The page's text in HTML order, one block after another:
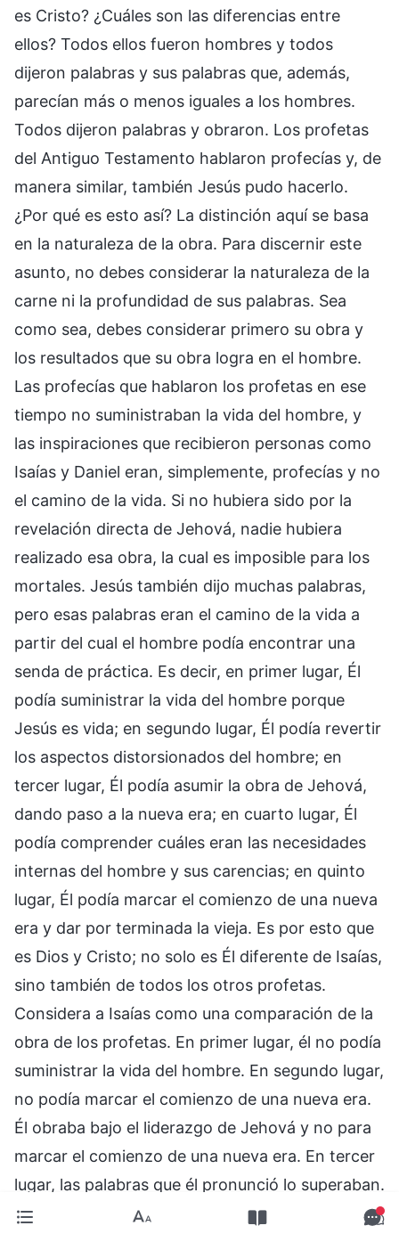
es Cristo? ¿Cuáles son las diferencias entre
ellos? Todos ellos fueron hombres y todos
dijeron palabras y sus palabras que, además,
parecían más o menos iguales a los hombres.
Todos dijeron palabras y obraron. Los profetas
del Antiguo Testamento hablaron profecías y, de
manera similar, también Jesús pudo hacerlo.
¿Por qué es esto así? La distinción aquí se basa
en la naturaleza de la obra. Para discernir este
asunto, no debes considerar la naturaleza de la
carne ni la profundidad de sus palabras. Sea
como sea, debes considerar primero su obra y
los resultados que su obra logra en el hombre.
Las profecías que hablaron los profetas en ese
tiempo no suministraban la vida del hombre, y
las inspiraciones que recibieron personas como
Isaías y Daniel eran, simplemente, profecías y no
el camino de la vida. Si no hubiera sido por la
revelación directa de Jehová, nadie hubiera
realizado esa obra, la cual es imposible para los
mortales. Jesús también dijo muchas palabras,
pero esas palabras eran el camino de la vida a
partir del cual el hombre podía encontrar una
senda de práctica. Es decir, en primer lugar, Él
podía suministrar la vida del hombre porque
Jesús es vida; en segundo lugar, Él podía revertir
los aspectos distorsionados del hombre; en
tercer lugar, Él podía asumir la obra de Jehová,
dando paso a la nueva era; en cuarto lugar, Él
podía comprender cuáles eran las necesidades
internas del hombre y sus carencias; en quinto
lugar, Él podía marcar el comienzo de una nueva
era y dar por terminada la vieja. Es por esto que
es Dios y Cristo; no solo es Él diferente de Isaías,
sino también de todos los otros profetas.
Considera a Isaías como una comparación de la
obra de los profetas. En primer lugar, él no podía
suministrar la vida del hombre. En segundo lugar,
no podía marcar el comienzo de una nueva era.
Él obraba bajo el liderazgo de Jehová y no para
marcar el comienzo de una nueva era. En tercer
lugar, las palabras que él pronunció lo superaban.
Eran revelaciones directas del Espíritu de Dios y